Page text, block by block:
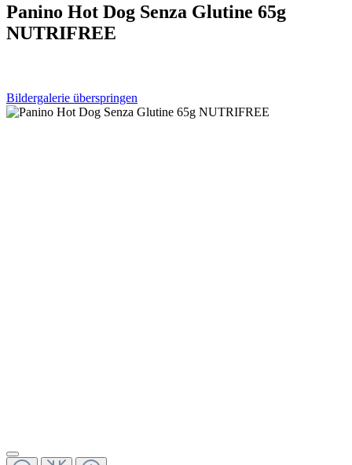
Panino Hot Dog Senza Glutine 65g
NUTRIFREE
Bildergalerie überspringen